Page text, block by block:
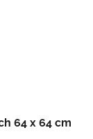
64 x 64 cm